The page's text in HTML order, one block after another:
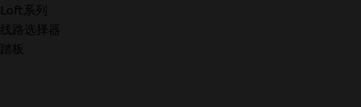
Loft系列
线路选择器
踏板